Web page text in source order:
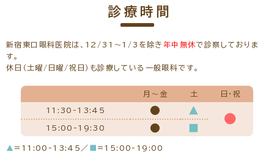
所属学会
日本眼科学会、日本白内障屈折矯正手術学会、日本網膜硝子体
学会、日本眼科手術学会
診療時間
新宿東口眼科医院は、12/31～1/3を除き 年中無休で診察しておりま
す。
休日（土曜/日曜/祝日）も診療している一般眼科です。
月～金 土 日・祝
11:30-13:45 ● ▲
●
15:00-19:30 ●
▲ =11:00-13:45／ ■ =15:00-19:00